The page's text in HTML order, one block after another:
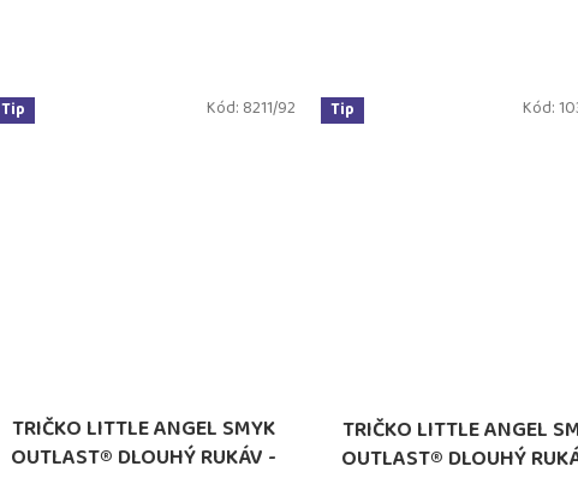
Tip
TRIČKO LITTLE ANGEL SMYK
OUTLAST® DLOUHÝ RUKÁV -
Kód: 8211/92 Tip
TRIČKO LITTLE ANGEL
OUTLAST® DLOUHÝ
Kód: